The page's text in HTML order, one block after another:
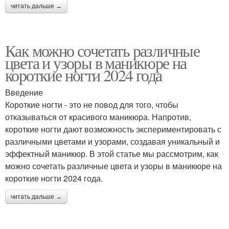
читать дальше →
Как можно сочетать различные
цвета и узоры в маникюре на
короткие ногти 2024 года
Введение
Короткие ногти - это не повод для того, чтобы
отказываться от красивого маникюра. Напротив,
короткие ногти дают возможность экспериментировать с
различными цветами и узорами, создавая уникальный и
эффектный маникюр. В этой статье мы рассмотрим, как
можно сочетать различные цвета и узоры в маникюре на
короткие ногти 2024 года.
читать дальше →